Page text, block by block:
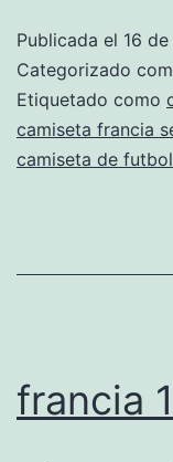
Publicada el 16
Categorizado
Etiquetado como
camiseta francia
camiseta de
francia